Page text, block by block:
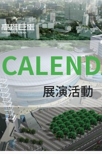
展演活動